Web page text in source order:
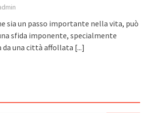
sia un passo importante nella vita, può
sfida imponente, specialmente
da una città affollata [...]